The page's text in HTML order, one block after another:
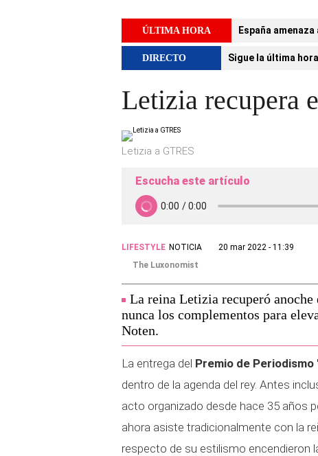
ÚLTIMA HORA España
DIRECTO Sigue la última
Letizia recupera
Letizia a GTRES
Escucha este artículo
LIFESTYLE NOTICIA
20 mar 2022 - 11:39
The Luxonomist
La reina Letizia recuperó
nunca los complementos para
Noten.
La entrega del Premio de
dentro de la agenda del rey. Antes
acto organizado desde hace 35 años
ahora asiste tradicionalmente con la
respecto de su estilismo encendieron